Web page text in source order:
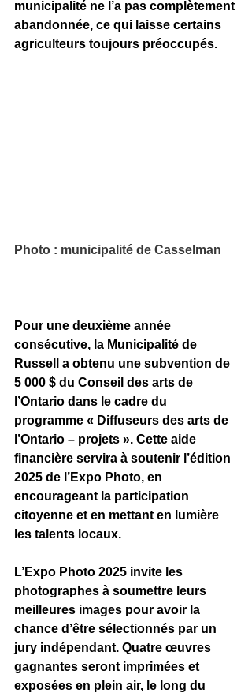
municipalité ne l’a pas complètement
abandonnée, ce qui laisse certains
agriculteurs toujours préoccupés.
Photo : municipalité de Casselman
Pour une deuxième année
consécutive, la Municipalité de
Russell a obtenu une subvention de
5 000 $ du Conseil des arts de
l’Ontario dans le cadre du
programme « Diffuseurs des arts de
l’Ontario – projets ». Cette aide
financière servira à soutenir l’édition
2025 de l’Expo Photo, en
encourageant la participation
citoyenne et en mettant en lumière
les talents locaux.
L’Expo Photo 2025 invite les
photographes à soumettre leurs
meilleures images pour avoir la
chance d’être sélectionnés par un
jury indépendant. Quatre œuvres
gagnantes seront imprimées et
exposées en plein air, le long du